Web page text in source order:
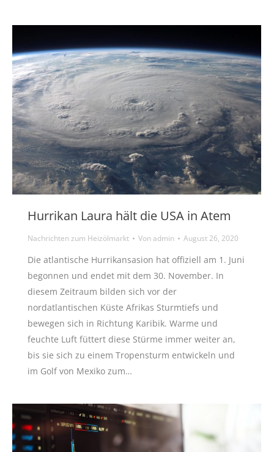
Hurrikan Laura hält die USA in Atem
Nachrichten zum Heizölmarkt Vonadmin August 26, 2020
Die atlantische Hurrikansasion hat offiziell am 1. Juni
begonnen und endet mit dem 30. November. In
diesem Zeitraum bilden sich vor der
nordatlantischen Küste Afrikas Sturmtiefs und
bewegen sich in Richtung Karibik. Warme und
feuchte Luft füttert diese Stürme immer weiter an,
bis sie sich zu einem Tropensturm entwickeln und
im Golf von Mexiko zum…